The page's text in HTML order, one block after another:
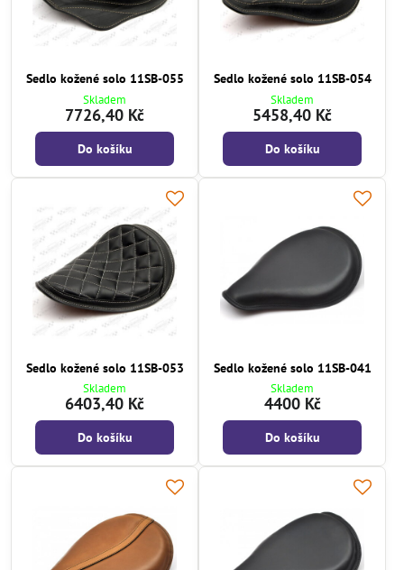
Sedlo kožené solo 11SB-055
Skladem
7726,40 Kč
Do košíku
Sedlo kožené solo 11SB-054
Skladem
5458,40 Kč
Do košíku
Sedlo kožené solo 11SB-053
Skladem
6403,40 Kč
Do košíku
Sedlo kožené solo 11SB-041
Skladem
4400 Kč
Do košíku